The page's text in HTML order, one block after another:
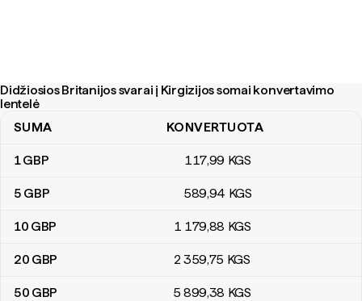
Didžiosios Britanijos svarai į Kirgizijos somai konvertavimo
lentelė
Didžiosios Britanijos svarai į Kirgizijos somai konvertavimo lentelė
SUMA KONVERTUOTA
1GBP 117,99 KGS
5 GBP 589,94 KGS
10 GBP 1 179,88 KGS
20 GBP 2 359,75 KGS
50 GBP 5 899,38 KGS